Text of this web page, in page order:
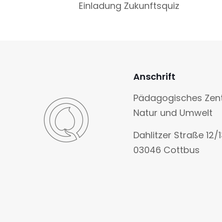
Einladung Zukunftsquiz
Anschrift
Pädagogisches
Natur und Umwelt
Dahlitzer Straße 12/
03046 Cottbus